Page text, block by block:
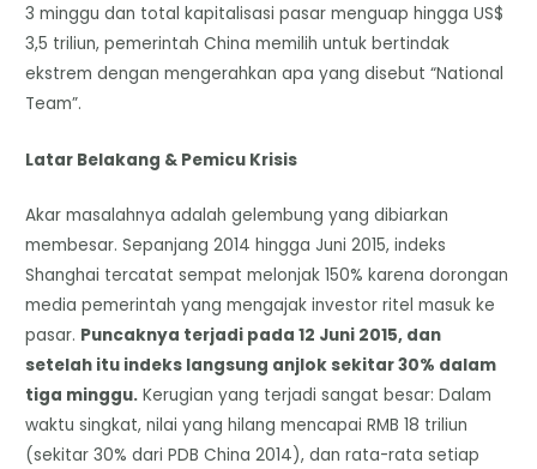
3 minggu dan total kapitalisasi pasar menguap hingga US$
3,5 triliun, pemerintah China memilih untuk bertindak
ekstrem dengan mengerahkan apa yang disebut “National
Team”.
Latar Belakang & Pemicu Krisis
Akar masalahnya adalah gelembung yang dibiarkan
membesar. Sepanjang 2014 hingga Juni 2015, indeks
Shanghai tercatat sempat melonjak 150% karena dorongan
media pemerintah yang mengajak investor ritel masuk ke
pasar. Puncaknya terjadi pada 12 Juni 2015, dan
setelah itu indeks langsung anjlok sekitar 30% dalam
tiga minggu. Kerugian yang terjadi sangat besar: Dalam
waktu singkat, nilai yang hilang mencapai RMB 18 triliun
(sekitar 30% dari PDB China 2014), dan rata-rata setiap